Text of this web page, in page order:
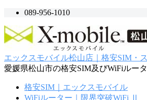
テ
ン
ツ
へ
089-956-1010
エックスモバイル松山店｜格安SIM・
愛媛県松山市の格安SIM及びWiFiルー
格安SIM｜エックスモバイル
WiFiルーター｜限界突破WiFi Ⅱ